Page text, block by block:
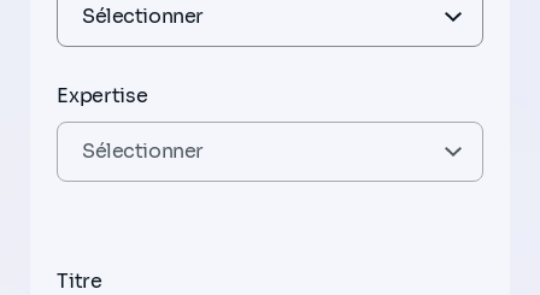
Expertise
Titre